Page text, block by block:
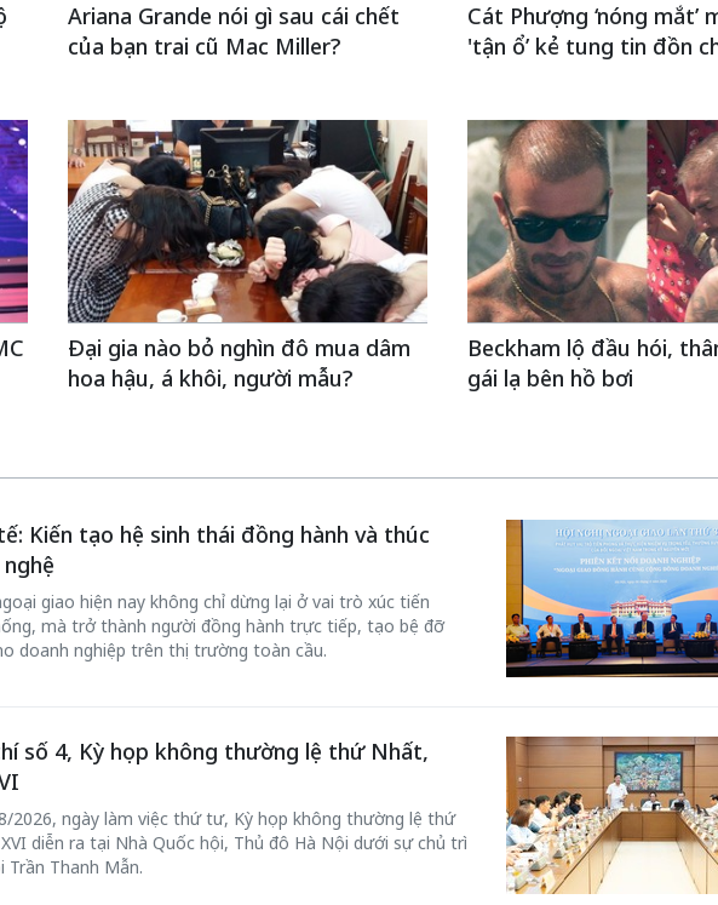
Ariana Grande nói gì sau cái chết
của bạn trai cũ Mac Miller?
Cát Phượng ‘nóng mắt’
'tận ổ’ kẻ tung tin đồn
Đại gia nào bỏ nghìn đô mua dâm
hoa hậu, á khôi, người mẫu?
Beckham lộ đầu hói,
gái lạ bên hồ bơi
Kiến tạo hệ sinh thái đồng hành và thúc
giao hiện nay không chỉ dừng lại ở vai trò xúc tiến
mà trở thành người đồng hành trực tiếp, tạo bệ đỡ
doanh nghiệp trên thị trường toàn cầu.
số 4, Kỳ họp không thường lệ thứ Nhất,
2026, ngày làm việc thứ tư, Kỳ họp không thường lệ thứ
diễn ra tại Nhà Quốc hội, Thủ đô Hà Nội dưới sự chủ trì
Trần Thanh Mẫn.